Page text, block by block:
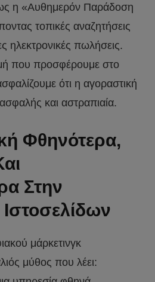
η «Αυθημερόν Παράδοση
τοπικές αναζητήσεις
ηλεκτρονικές πωλήσεις.
που προσφέρουμε στο
ότι η αγοραστική
και αστραπιαία.
Φθηνότερα,
Στην
μάρκετινγκ
μύθος που λέει: